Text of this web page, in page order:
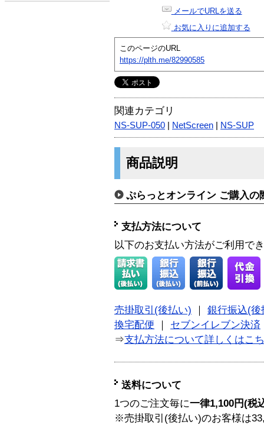
メールでURLを送る
お気に入りに追加する
このページのURL
https://plth.me/82990585
関連カテゴリ
NS-SUP-050 NetScreen NS-SUP
商品説明
ぷらっとオンライン ご購入の
支払方法について
以下のお支払い方法がご利用で
売掛取引(後払い)
銀行振込(後
換宅配便
セブンイレブン決済
⇒支払方法について詳しくはこ
送料について
1つのご注文毎に一律1,100円(税
※売掛取引(後払い)のお客様は